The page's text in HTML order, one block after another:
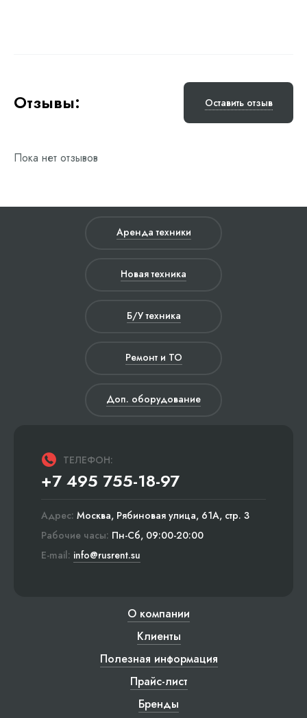
Отзывы: Оставить отзыв
Пока нет отзывов
Аренда техники
Новая техника
Б/У техника
Ремонт и ТО
Доп. оборудование
ТЕЛЕФОН:
+7 495 755-18-97
Адрес: Москва, Рябиновая улица, 61А, стр. 3
Рабочие часы: Пн-Сб, 09:00-20:00
E-mail: info@rusrent.su
О компании
Клиенты
Полезная информация
Прайс-лист
Бренды